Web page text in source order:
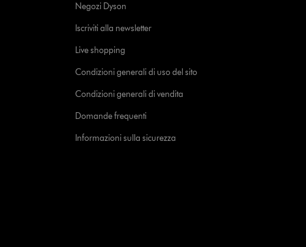
Negozi Dyson
Iscriviti alla newsletter
Live shopping
Condizioni generali di uso del sito
Condizioni generali di vendita
Domande frequenti
Informazioni sulla sicurezza